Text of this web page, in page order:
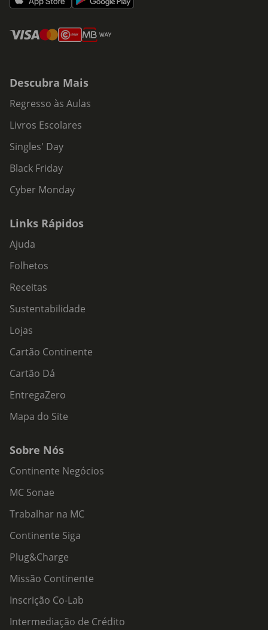
Descubra Mais
Regresso às Aulas
Livros Escolares
Singles' Day
Black Friday
Cyber Monday
Links Rápidos
Ajuda
Folhetos
Receitas
Sustentabilidade
Lojas
Cartão Continente
Cartão Dá
EntregaZero
Mapa do Site
Sobre Nós
Continente Negócios
MC Sonae
Trabalhar na MC
Continente Siga
Plug&Charge
Missão Continente
Inscrição Co-Lab
Intermediação de Crédito